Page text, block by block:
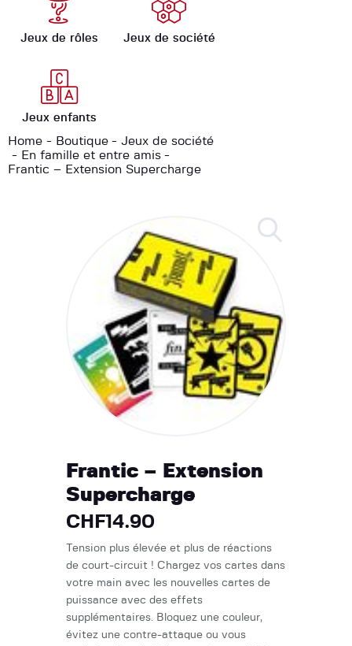
Jeux de rôles Jeux de société
Jeux enfants
Home Boutique
Jeux de société
En famille et entre amis
Frantic – Extension Supercharge
Frantic – Extension
Supercharge
CHF14.90
Tension plus élevée et plus de réactions
de court-circuit ! Chargez vos cartes dans
votre main avec les nouvelles cartes de
puissance avec des effets
supplémentaires. Bloquez une couleur,
évitez une contre-attaque ou vous